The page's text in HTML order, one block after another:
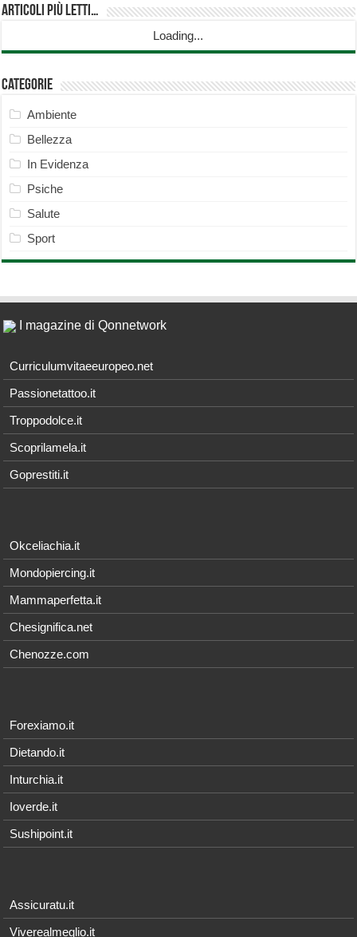
Articoli più Letti…
Loading...
Categorie
Ambiente
Bellezza
In Evidenza
Psiche
Salute
Sport
I magazine di Qonnetwork
Curriculumvitaeeuropeo.net
Passionetattoo.it
Troppodolce.it
Scoprilamela.it
Goprestiti.it
Okceliachia.it
Mondopiercing.it
Mammaperfetta.it
Chesignifica.net
Chenozze.com
Forexiamo.it
Dietando.it
Inturchia.it
Ioverde.it
Sushipoint.it
Assicuratu.it
Viverealmeglio.it